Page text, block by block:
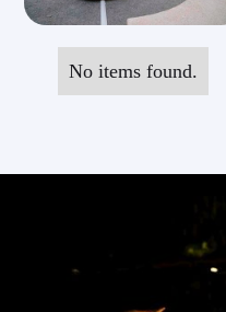
No items found.